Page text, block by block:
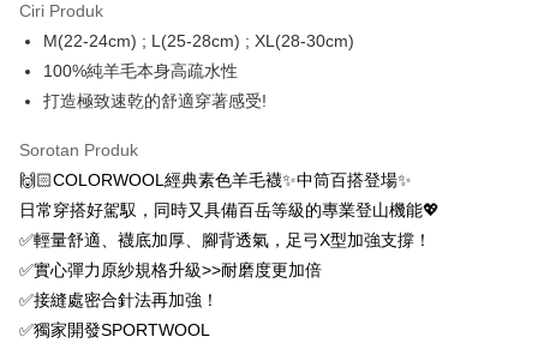
Taiwan Cooperative Bank
Hua Nan Commercial
Bank
Chang Hwa Commercial
The Shanghai
Bank
Bank Komersial Taipei
Bank Cathay United
Mega International
Taiwan Business Bank
Taichung Commercial
Bank
HSBC Bank (Taiwan)
Limited
Hwatai Bank
Union Bank of Taiwan
6 ansuran pada kadar faedah 0,
ansuran
Taiwan Cooperative Bank
Hua Nan Commercial Bank
Savings Bank
Bank Cathay United
Mega International Commercial
Bank
Taiwan Business Bank
Taichung Commercial Bank
HSBC Bank (Taiwan) Limited
Hwatai Bank
Yuanta Commercial Bank
Bank Komersial E.SUN
12 ansuran pada kadar faedah 0,
Hua Nan Commercial
Bank
Commercial & Savings
Bank
Bank Komersial Taipei
Fubon
Bank Cathay United
Mega International
Taiwan Business Bank
24 ansuran pada kadar faedah 0,
ansuran
Taiwan Cooperative Bank
Bank Komersial Pertama
Hua Nan Commercial Bank
Chang Hwa Commercial Bank
The Shanghai Commercial &
Savings Bank
Bank Komersial Taipei Fubon
Mega International Commercial
Bank
Taiwan Business Bank
Taichung Commercial Bank
Pengambilan di Kedai Serbaneka
LINE Pay
Apple Pay
Easy Wallet
Ciri Produk
M(22-24cm) ; L(25-28cm) ; XL(28-30cm)
100%純羊毛本身高疏水性
打造極致速乾的舒適穿著感受!
Sorotan Produk
🙌🏻COLORWOOL經典素色羊毛襪✨中筒百搭登場✨
日常穿搭好駕馭，同時又具備百岳等級的專業登山機能💖
✅輕量舒適、襪底加厚、腳背透氣，足弓X型加強支撐！
✅實心彈力原紗規格升級>>耐磨度更加倍
✅接縫處密合針法再加強！
✅獨家開發SPORTWOOL